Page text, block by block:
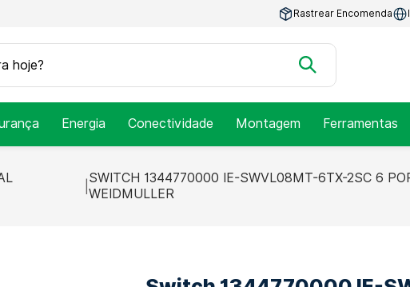
Rastrear Encomenda
Energia Conectividade Montagem Ferramentas
SWITCH 1344770000 IE-SWVL08MT-6TX-2SC 6
WEIDMULLER